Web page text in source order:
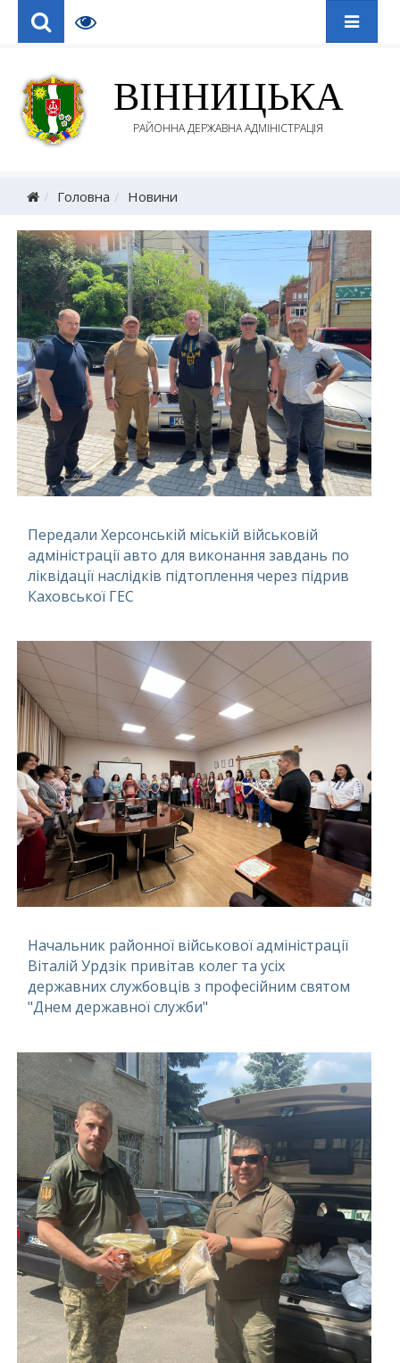
ВІННИЦЬКА
РАЙОННА ДЕРЖАВНА АДМІНІСТРАЦІЯ
Головна Новини
Передали Херсонській міській військовій
адміністрації авто для виконання завдань по
ліквідації наслідків підтоплення через підрив
Каховської ГЕС
Начальник районної військової адміністрації
Віталій Урдзік привітав колег та усіх
державних службовців з професійним святом
"Днем державної служби"